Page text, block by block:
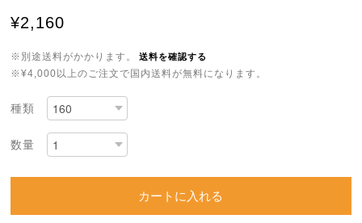
¥2,160
※別途送料がかかります。 送料を確認する
※¥4,000以上のご注文で国内送料が無料になります。
種類
数量
カートに入れる